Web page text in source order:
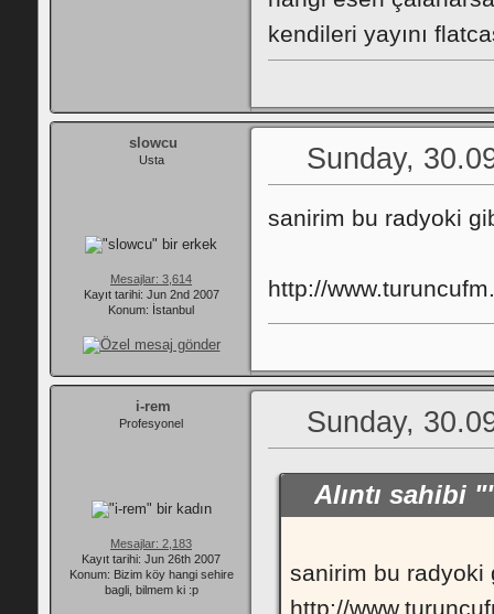
kendileri yayını
slowcu
Usta
Mesajlar: 3,614
Kayıt tarihi: Jun 2nd 2007
Konum: İstanbul
Sunday,
sanirim bu radyoki
http://
i-rem
Profesyonel
Mesajlar: 2,183
Kayıt tarihi: Jun 26th 2007
Konum: Bizim köy hangi sehire
bagli, bilmem ki :p
Sunday,
Alıntı sahibi
sanirim bu radyoki